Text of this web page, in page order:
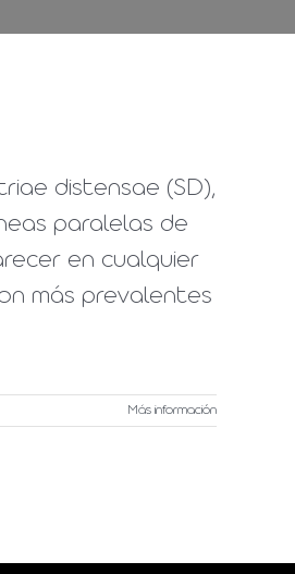
distensae (SD),
paralelas de
en cualquier
más prevalentes
Más información